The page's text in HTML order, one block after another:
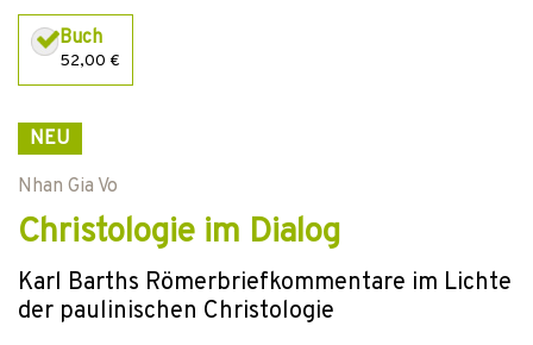
Buch
52,00 €
NEU
Nhan Gia Vo
Christologie im Dialog
Karl Barths Römerbriefkommentare im Lichte
der paulinischen Christologie